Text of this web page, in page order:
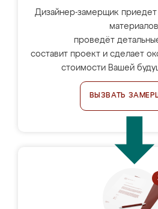
Дизайнер-замерщик приедет
проведёт
составит проект и сделает
стоимости Вашей
ВЫЗВАТЬ